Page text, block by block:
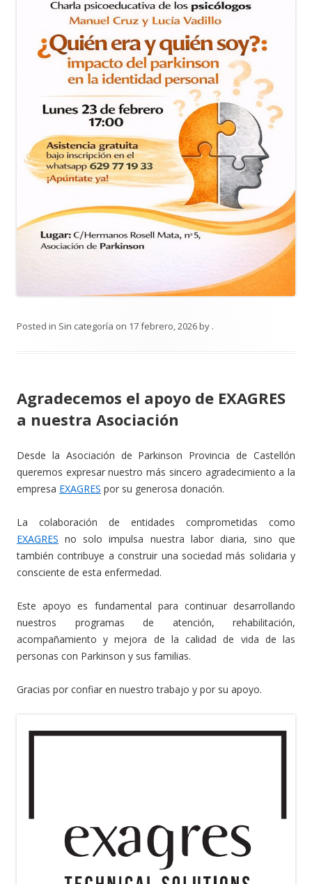
Posted in Sin categoría on 17 febrero, 2026by .
Agradecemos el apoyo de EXAGRES
a nuestra Asociación
Desde la Asociación de Parkinson Provincia de Castellón
queremos expresar nuestro más sincero agradecimiento a la
empresa EXAGRES por su generosa donación.
La colaboración de entidades comprometidas como
EXAGRES no solo impulsa nuestra labor diaria, sino que
también contribuye a construir una sociedad más solidaria y
consciente de esta enfermedad.
Este apoyo es fundamental para continuar desarrollando
nuestros programas de atención, rehabilitación,
acompañamiento y mejora de la calidad de vida de las
personas con Parkinson y sus familias.
Gracias por confiar en nuestro trabajo y por su apoyo.